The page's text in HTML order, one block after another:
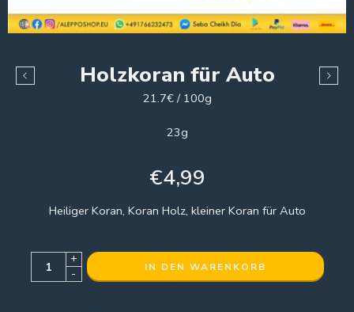
Holzkoran für Auto
21.7€ / 100g
23g
€4,99
Heiliger Koran, Koran Holz, kleiner Koran für Auto
+
-
IN DEN WARENKORB